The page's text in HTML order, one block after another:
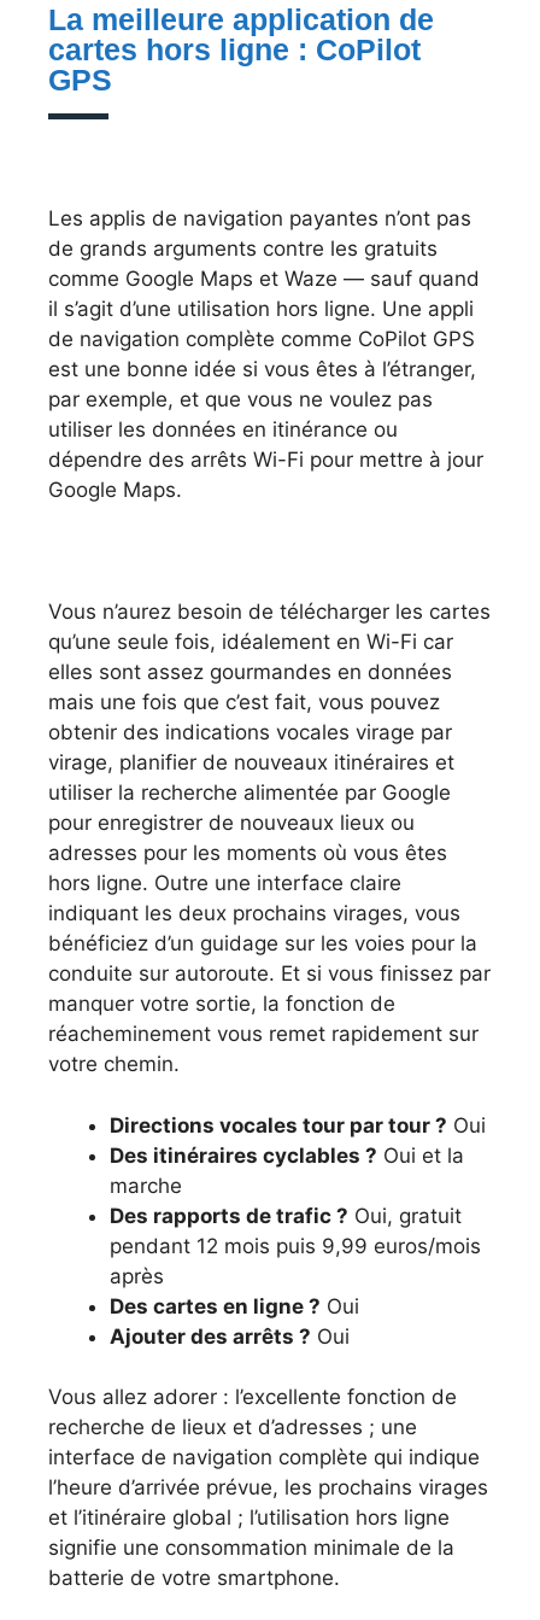
La meilleure application de
cartes hors ligne : CoPilot
GPS
Les applis de navigation payantes n’ont pas
de grands arguments contre les gratuits
comme Google Maps et Waze — sauf quand
il s’agit d’une utilisation hors ligne. Une appli
de navigation complète comme CoPilot GPS
est une bonne idée si vous êtes à l’étranger,
par exemple, et que vous ne voulez pas
utiliser les données en itinérance ou
dépendre des arrêts Wi-Fi pour mettre à jour
Google Maps.
Vous n’aurez besoin de télécharger les cartes
qu’une seule fois, idéalement en Wi-Fi car
elles sont assez gourmandes en données
mais une fois que c’est fait, vous pouvez
obtenir des indications vocales virage par
virage, planifier de nouveaux itinéraires et
utiliser la recherche alimentée par Google
pour enregistrer de nouveaux lieux ou
adresses pour les moments où vous êtes
hors ligne. Outre une interface claire
indiquant les deux prochains virages, vous
bénéficiez d’un guidage sur les voies pour la
conduite sur autoroute. Et si vous finissez par
manquer votre sortie, la fonction de
réacheminement vous remet rapidement sur
votre chemin.
Directions vocales tour par tour ? Oui
Des itinéraires cyclables ? Oui et la
marche
Des rapports de trafic ? Oui, gratuit
pendant 12 mois puis 9,99 euros/mois
après
Des cartes en ligne ? Oui
Ajouter des arrêts ? Oui
Vous allez adorer : l’excellente fonction de
recherche de lieux et d’adresses ; une
interface de navigation complète qui indique
l’heure d’arrivée prévue, les prochains virages
et l’itinéraire global ; l’utilisation hors ligne
signifie une consommation minimale de la
batterie de votre smartphone.